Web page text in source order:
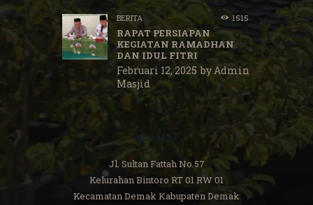
BERITA 1515
RAPAT PERSIAPAN
KEGIATAN RAMADHAN
DAN IDUL FITRI
Februari 12, 2025 byAdmin
Masjid
Alamat
Jl. Sultan Fattah No.57
Kelurahan Bintoro RT 01 RW 01
Kecamatan Demak Kabupaten Demak